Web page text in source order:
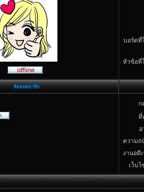
บอร์ดที่
หัวข้อที่
ติดต่อสมาชิก
ก
ที่
อ
ความถ
งานอดิ
เว็บไ